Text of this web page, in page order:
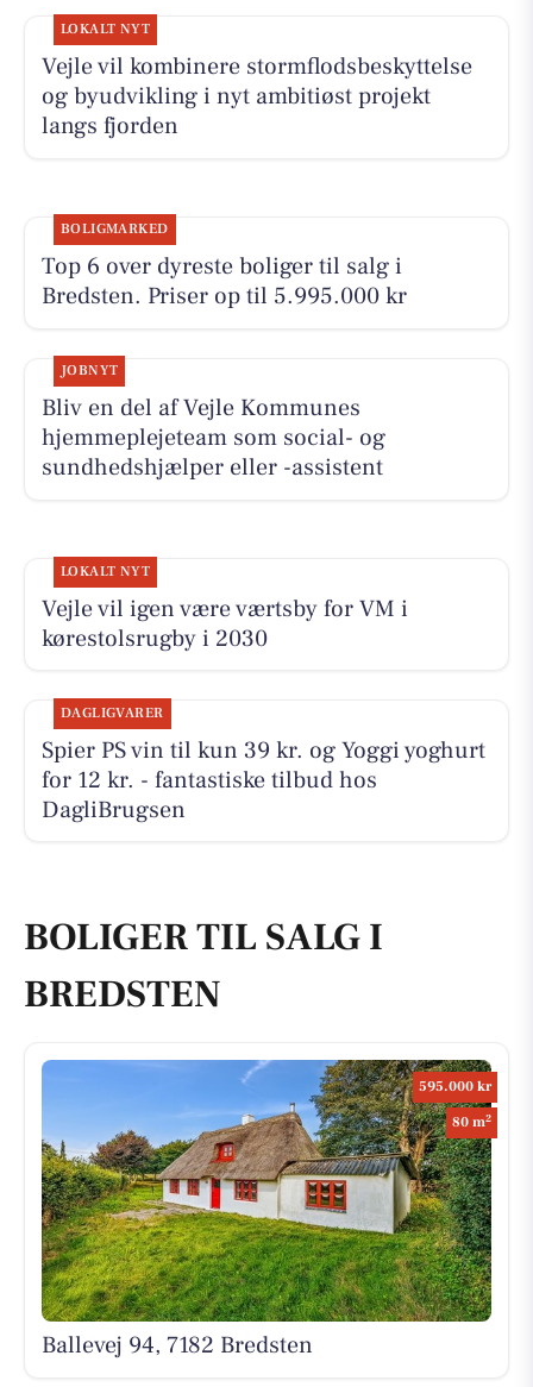
LOKALT NYT
Vejle vil kombinere stormflodsbeskyttelse
og byudvikling i nyt ambitiøst projekt
langs fjorden
BOLIGMARKED
Top 6 over dyreste boliger til salg i
Bredsten. Priser op til 5.995.000 kr
JOBNYT
Bliv en del af Vejle Kommunes
hjemmeplejeteam som social- og
sundhedshjælper eller -assistent
LOKALT NYT
Vejle vil igen være værtsby for VM i
kørestolsrugby i 2030
DAGLIGVARER
Spier PS vin til kun 39 kr. og Yoggi yoghurt
for 12 kr. - fantastiske tilbud hos
DagliBrugsen
BOLIGER TIL SALG I
BREDSTEN
595.000 kr
80 m2
Ballevej 94, 7182 Bredsten